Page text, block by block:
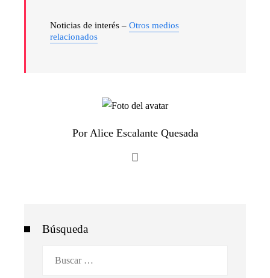
Noticias de interés – Otros medios
relacionados
Por Alice Escalante Quesada
Búsqueda